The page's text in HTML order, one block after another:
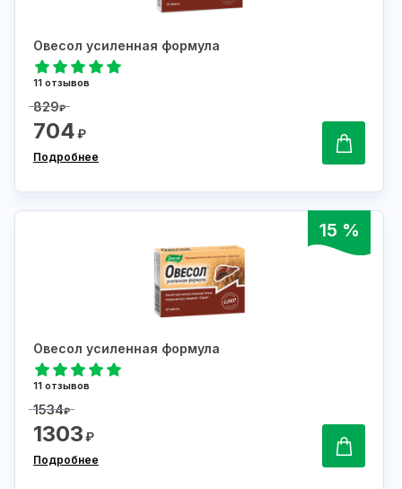
Овесол усиленная формула
11 отзывов
829₽
704₽
Подробнее
15 %
Овесол усиленная формула
11 отзывов
1534₽
1303₽
Подробнее